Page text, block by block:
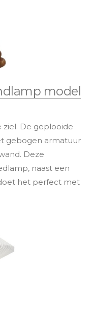
model
ziel. De geplooide
gebogen armatuur
Deze
naast een
het perfect met